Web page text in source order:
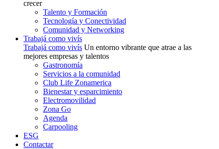
crecer
Talento y Formación
Tecnología y Conectividad
Comunidad y Networking
Trabajá como vivís
Trabajá como vivís Un entorno vibrante que atrae a las
mejores empresas y talentos
Gastronomía
Servicios a la comunidad
Club Life Zonamerica
Bienestar y esparcimiento
Electromovilidad
Zona Go
Agenda
Carpooling
ESG
Contactar